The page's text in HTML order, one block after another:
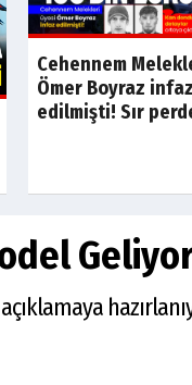
Etkinlikler
Cehennem
Ömer Boyraz infaz
edilmişti! Sır